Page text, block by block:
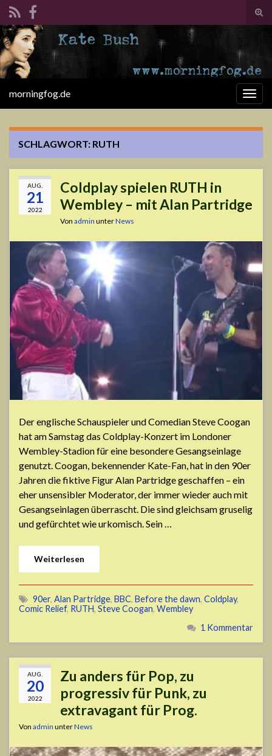
Search for:
morningfog.de
SCHLAGWORT: RUTH
AUG.
21
2022
Coldplay spielen RUTH in
Wembley – mit Alan Partridge
Von admin unterNews
Der englische Schauspieler und Comedian Steve Coogan
hat am Samstag das Coldplay-Konzert im Londoner
Wembley-Stadion für eine besondere Gesangseinlage
genutzt. Coogan, bekennender Kate-Fan, hat in den 90er
Jahren die fiktive Figur Alan Partridge geschaffen – ein
eher unsensibler Moderator, der immer wieder auch mit
Gesangseinlagen überrascht. Die sind gleichsam gruselig
und gefürchtet wie urkomisch. Sein …
Weiterlesen
90er, Alan Partridge, BBC, Before the dawn, Coldplay,
Comic Relief, RUTH, Steve Coogan, Wembley
1 Kommentar
AUG.
20
2022
Zu anders für Pop, zu
progressiv für Punk, zu
extravagant für Prog.
Von admin unterNews